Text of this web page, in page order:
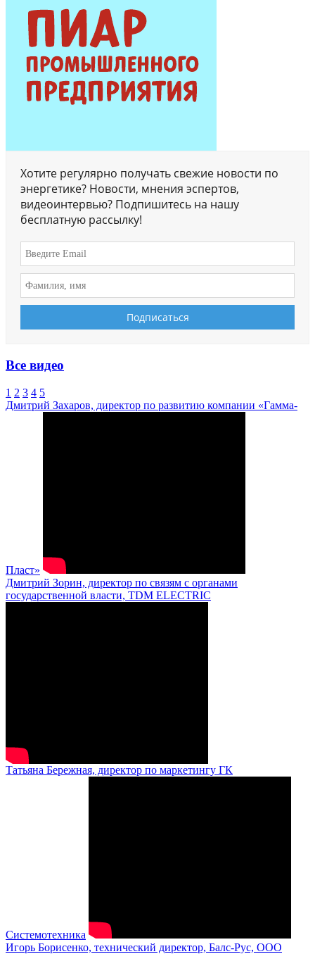
Хотите регулярно получать свежие новости по
энергетике? Новости, мнения эспертов,
видеоинтервью? Подпишитесь на нашу
бесплатную рассылку!
Все видео
1 2 3 4 5
Дмитрий Захаров, директор по развитию компании «Гамма-
Пласт»
Дмитрий Зорин, директор по связям с органами
государственной власти, TDM ELECTRIC
Татьяна Бережная, директор по маркетингу ГК
Системотехника
Игорь Борисенко, технический директор, Балс-Рус, ООО